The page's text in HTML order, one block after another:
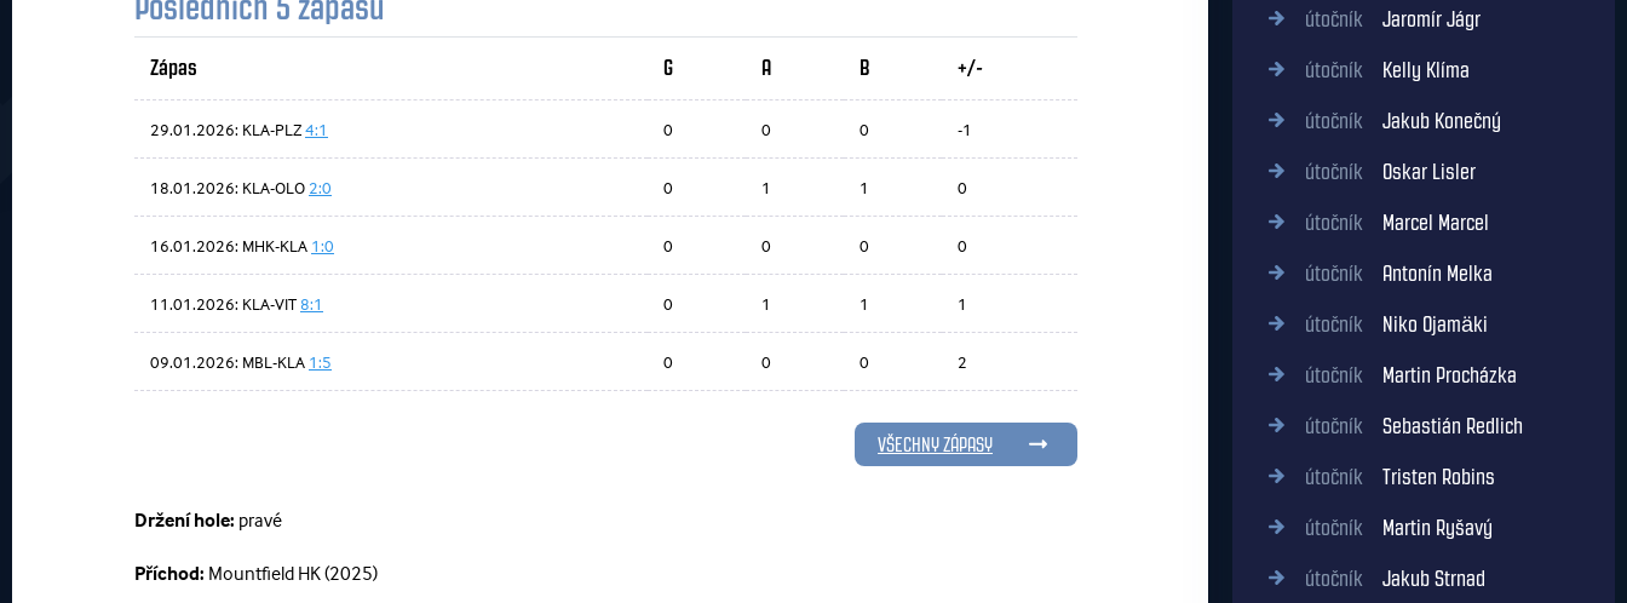
Posledních 5 zápasů
Zápas G A B +/-
29.01.2026: KLA-PLZ4:1 0 0 0 -1
18.01.2026: KLA-OLO 2:0 0 1 1 0
16.01.2026: MHK-KLA 1:0 0 0 0 0
11.01.2026: KLA-VIT8:1 0 1 1 1
09.01.2026: MBL-KLA 1:5 0 0 0 2
VŠECHNY ZÁPASY
Držení hole: pravé
Příchod: Mountfield HK (2025)
útočník Jaromír Jágr
útočník Kelly Klíma
útočník Jakub Konečný
útočník Oskar Lisler
útočník Marcel Marcel
útočník Antonín Melka
útočník Niko Ojamäki
útočník Martin Procházka
útočník Sebastián Redlich
útočník Tristen Robins
útočník Martin Ryšavý
útočník Jakub Strnad